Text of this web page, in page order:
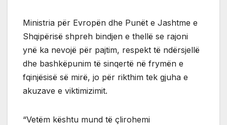
Ministria për Evropën dhe Punët e Jashtme e
Shqipërisë shpreh bindjen e thellë se rajoni
ynë ka nevojë për pajtim, respekt të ndërsjellë
dhe bashkëpunim të sinqertë në frymën e
fqinjësisë së mirë, jo për rikthim tek gjuha e
akuzave e viktimizimit.
“Vetëm kështu mund të çlirohemi